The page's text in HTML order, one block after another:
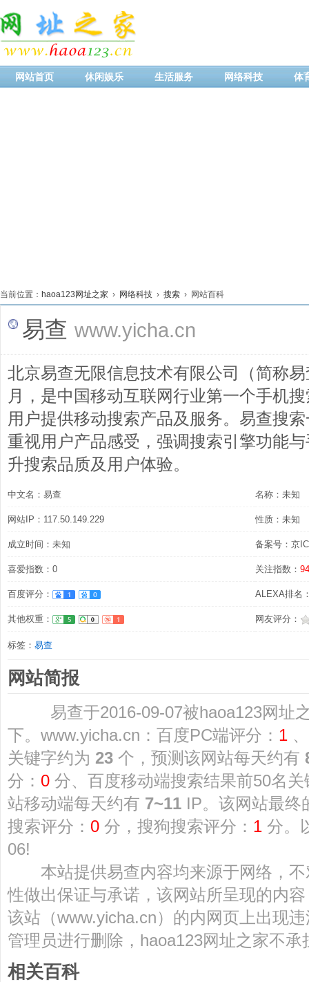
网站首页 休闲娱乐 生活服务 网络科技 体
当前位置： haoa123网址之家 › 网络科技 › 搜索 › 网站百科
易查 www.yicha.cn
北京易查无限信息技术有限公司（简称
月，是中国移动互联网行业第一个手机
用户提供移动搜索产品及服务。易查搜
重视用户产品感受，强调搜索引擎功能
升搜索品质及用户体验。
中文名：易查 名称：未知
网站IP：117.50.149.229 性质：未知
成立时间：未知 备案号：京
喜爱指数：0 关注指数：
百度评分： ALEXA排名
其他权重： 网友评分：
标签： 易查
网站简报
易查于2016-09-07被haoa123网址之
下。www.yicha.cn：百度PC端评分： 1
关键字约为 23 个，预测该网站每天约有
分： 0 分、百度移动端搜索结果前50名
站移动端每天约有 7~11 IP。该网站最终
搜索评分： 0 分，搜狗搜索评分： 1 分。
06!
本站提供易查内容均来源于网络，不
性做出保证与承诺，该网站所呈现的内
该站（www.yicha.cn）的内网页上出现
管理员进行删除，haoa123网址之家不承
相关百科